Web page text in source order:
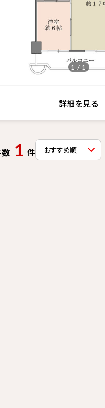
1 / 1
詳細を見る
1 件